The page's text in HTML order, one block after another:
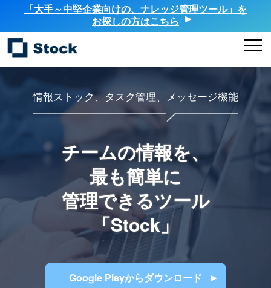
「大手～中堅企業向けの、ナレッジ管理ツール」を
お探しの方はこちら
情報ストック、タスク管理、メッセージ機能
チームの情報を、
最も簡単に
管理できるツール
「Stock」
Google Playからダウンロード